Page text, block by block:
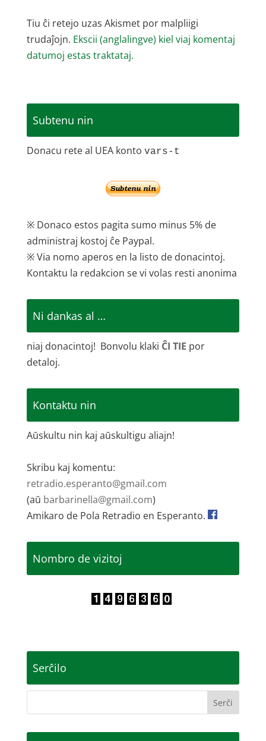
Tiu ĉi retejo uzas Akismet por malpliigi
trudaĵojn. Ekscii (anglalingve) kiel viaj komentaj
datumoj estas traktataj.
Subtenu nin
Donacu rete al UEA konto vars-t
※ Donaco estos pagita sumo minus 5% de
administraj kostoj ĉe Paypal.
※ Via nomo aperos en la listo de donacintoj.
Kontaktu la redakcion se vi volas resti anonima
Ni dankas al …
niaj donacintoj! Bonvolu klaki ĈI TIE por
detaloj.
Kontaktu nin
Aŭskultu nin kaj aŭskultigu aliajn!
Skribu kaj komentu:
retradio.esperanto@gmail.com
(aŭ barbarinella@gmail.com)
Amikaro de Pola Retradio en Esperanto.
Nombro de vizitoj
Serĉilo